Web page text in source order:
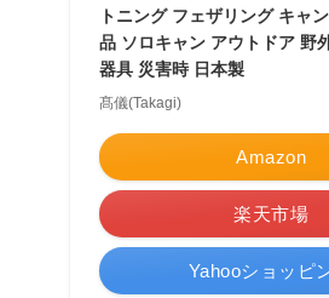
トニング フェザリング キャ
品 ソロキャン アウトドア 野
器具 災害時 日本製
髙儀(Takagi)
Amazon
楽天市場
Yahooショッピ